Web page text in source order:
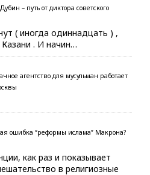
– путь от диктора советского
( иногда одиннадцать ) ,
. И начин…
агентство для мусульман работает
ошибка “реформы ислама” Макрона?
как раз и показывает
в религиозные